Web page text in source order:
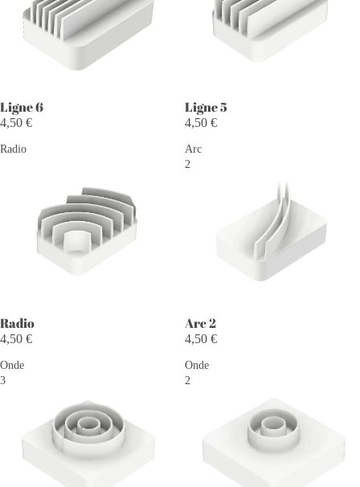
Ligne 6
4,50 €
Ligne 5
4,50 €
Radio
Radio
4,50 €
Arc
2
Arc 2
4,50 €
Onde
3
Onde
2